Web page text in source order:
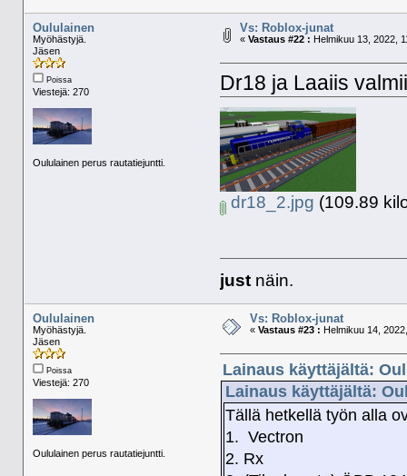
Oululainen
Myöhästyjä.
Jäsen
Poissa
Viestejä: 270
Oululainen perus rautatiejuntti.
Vs: Roblox-junat
« Vastaus #22 : Helmikuu 13, 2022,
Dr18 ja Laaiis
dr18_2.jpg (109.89
just näin.
Oululainen
Myöhästyjä.
Jäsen
Poissa
Viestejä: 270
Oululainen perus rautatiejuntti.
Vs: Roblox-junat
« Vastaus #23 : Helmikuu 14,
Lainaus käyttäjältä:
Lainaus käyttäjältä:
Tällä hetkellä työn alla
1. Vectron
2. Rx